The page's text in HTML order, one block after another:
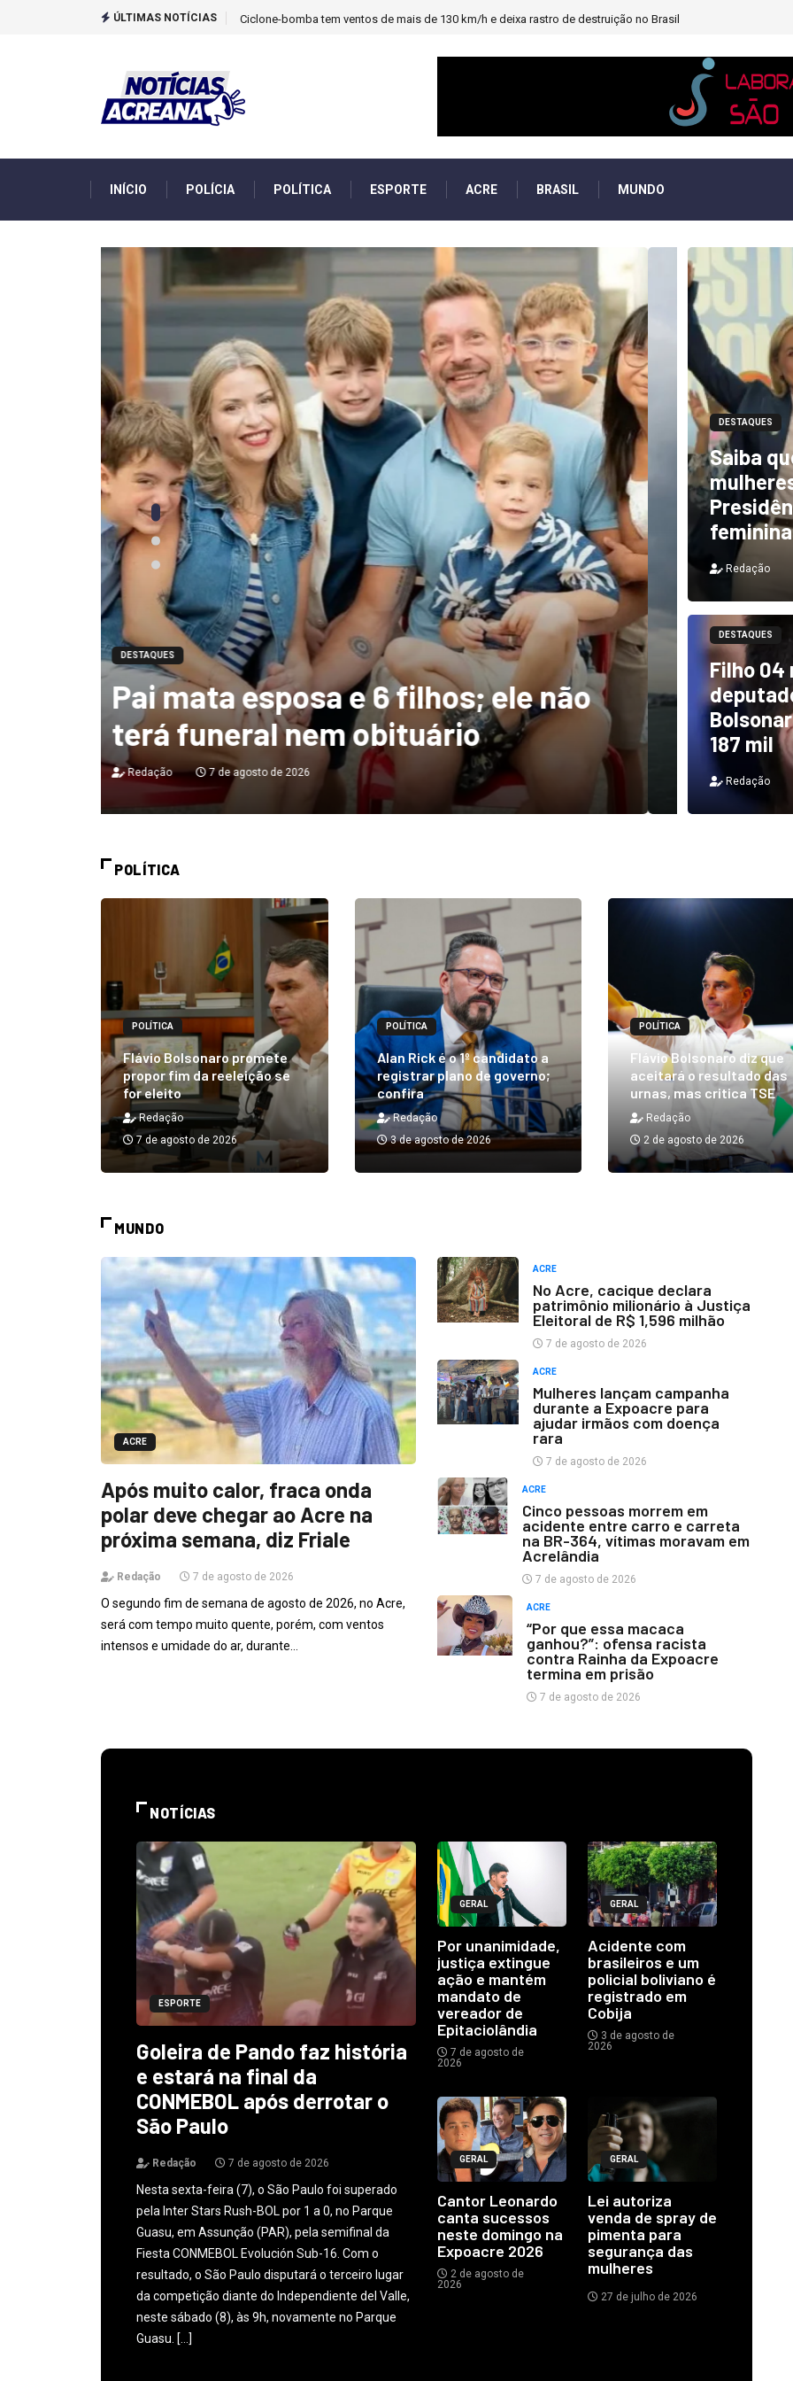
ÚLTIMAS NOTÍCIAS TCU identificou desvios de dinheiro e PF investigará emendas Pix
INÍCIO POLÍCIA POLÍTICA ESPORTE ACRE BRASIL MUNDO
DESTAQUES
Ciclone-bomba tem ventos de mais
de 130 km/h e deixa rastro de
destruição no Brasil
Redação 7 de agosto de 2026
TCU
e PF
DESTAQUES
Saiba
Redação
DESTAQUES
Filho 04
187 mil
Redação
POLÍTICA
POLÍTICA
Flávio Bolsonaro promete
propor fim da reeleição se
for eleito
Redação
7 de agosto de 2026
POLÍTICA
Alan Rick é o 1º candidato a
registrar plano de governo;
confira
Redação
3 de agosto de 2026
POLÍTICA
Flávio Bolsonaro diz que
aceitará o resultado das
urnas, mas critica TSE
Redação
2 de agosto de 2026
MUNDO
ACRE
Após muito calor, fraca onda
polar deve chegar ao Acre na
próxima semana, diz Friale
Redação 7 de agosto de 2026
O segundo fim de semana de agosto de 2026, no Acre,
será com tempo muito quente, porém, com ventos
intensos e umidade do ar, durante…
ACRE
No Acre, cacique declara
patrimônio milionário à Justiça
Eleitoral de R$ 1,596 milhão
7 de agosto de 2026
ACRE
Mulheres lançam campanha
durante a Expoacre para
ajudar irmãos com doença
rara
7 de agosto de 2026
ACRE
Cinco pessoas morrem em
acidente entre carro e carreta
na BR-364, vítimas moravam em
Acrelândia
7 de agosto de 2026
ACRE
“Por que essa macaca
ganhou?”: ofensa racista
contra Rainha da Expoacre
termina em prisão
7 de agosto de 2026
NOTÍCIAS
ESPORTE
Goleira de Pando faz história
e estará na final da
CONMEBOL após derrotar o
São Paulo
Redação 7 de agosto de 2026
Nesta sexta-feira (7), o São Paulo foi superado
pela Inter Stars Rush-BOL por 1 a 0, no Parque
Guasu, em Assunção (PAR), pela semifinal da
Fiesta CONMEBOL Evolución Sub-16. Com o
resultado, o São Paulo disputará o terceiro lugar
da competição diante do Independiente del Valle,
neste sábado (8), às 9h, novamente no Parque
Guasu. […]
GERAL
Por unanimidade,
justiça extingue
ação e mantém
mandato de
vereador de
Epitaciolândia
7 de agosto de
2026
GERAL
Acidente com
brasileiros e um
policial boliviano é
registrado em
Cobija
3 de agosto de
2026
GERAL
Cantor Leonardo
canta sucessos
neste domingo na
Expoacre 2026
2 de agosto de
2026
GERAL
Lei autoriza
venda de spray de
pimenta para
segurança das
mulheres
27 de julho de 2026